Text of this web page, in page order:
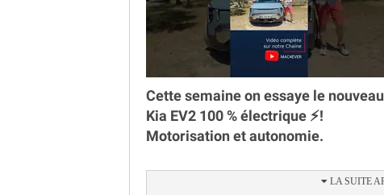
Cette semaine on essaye le nouveau
Kia EV2 100 % électrique ⚡️!
Motorisation et autonomie.